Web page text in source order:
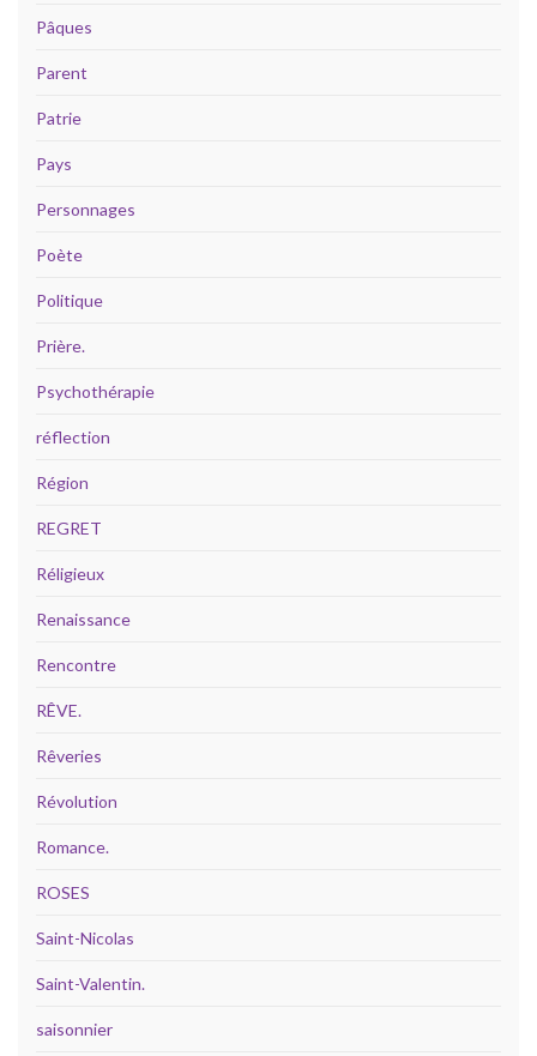
Pâques
Parent
Patrie
Pays
Personnages
Poète
Politique
Prière.
Psychothérapie
réflection
Région
REGRET
Réligieux
Renaissance
Rencontre
RÊVE.
Rêveries
Révolution
Romance.
ROSES
Saint-Nicolas
Saint-Valentin.
saisonnier